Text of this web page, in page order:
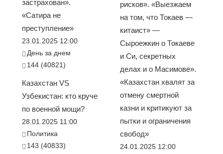
застрахован».
«Сатира не
преступление»
23.01.2025 12:00
День за днем
144 (40821)
Казахстан VS
Узбекистан: кто круче
по военной мощи?
28.01.2025 11:00
Политика
143 (40833)
рисков». «Выезжаем
на том, что Токаев —
китаист» —
Сыроежкин о Токаеве
и Си, секретных
делах и о Масимове».
«Казахстан хвалят за
отмену смертной
казни и критикуют за
пытки и ограничения
свобод»
24.01.2025 12:00